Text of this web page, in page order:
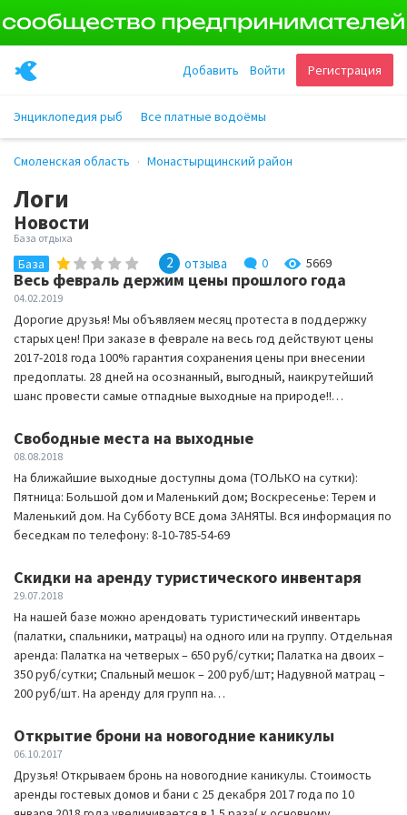
Регистрация
Войти
Добавить
Энциклопедия рыб Все платные водоёмы
Смоленская область Монастырщинский район
Логи
Новости
База отдыха
База 2 отзыва 0 5669
Весь февраль держим цены прошлого года
04.02.2019
Дорогие друзья! Мы объявляем месяц протеста в поддержку
старых цен! При заказе в феврале на весь год действуют цены
2017-2018 года 100% гарантия сохранения цены при внесении
предоплаты. 28 дней на осознанный, выгодный, наикрутейший
шанс провести самые отпадные выходные на природе!!…
Свободные места на выходные
08.08.2018
На ближайшие выходные доступны дома (ТОЛЬКО на сутки):
Пятница: Большой дом и Маленький дом; Воскресенье: Терем и
Маленький дом. На Субботу ВСЕ дома ЗАНЯТЫ. Вся информация по
беседкам по телефону: 8-10-785-54-69
Скидки на аренду туристического инвентаря
29.07.2018
На нашей базе можно арендовать туристический инвентарь
(палатки, спальники, матрацы) на одного или на группу. Отдельная
аренда: Палатка на четверых – 650 руб/сутки; Палатка на двоих –
350 руб/сутки; Спальный мешок – 200 руб/шт; Надувной матрац –
200 руб/шт. На аренду для групп на…
Открытие брони на новогодние каникулы
06.10.2017
Друзья! Открываем бронь на новогодние каникулы. Стоимость
аренды гостевых домов и бани с 25 декабря 2017 года по 10